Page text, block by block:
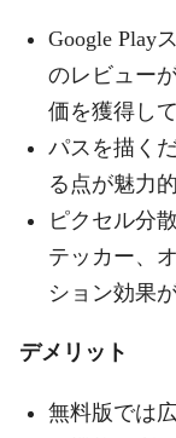
Google Play
のレビュー
価を獲得し
パスを描く
る点が魅力
ピクセル分
テッカー、
ション効果
デメリット
無料版では